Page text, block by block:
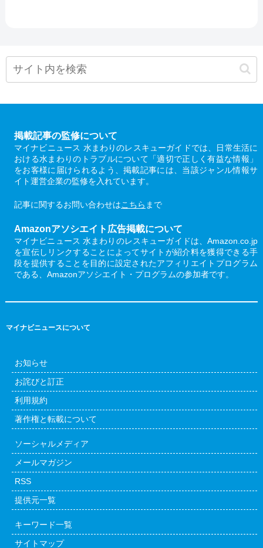
掲載記事の監修について
マイナビニュース 水まわりのレスキューガイドでは、日常生活に
おける水まわりのトラブルについて「適切で正しく有益な情報」
をお客様に届けられるよう、掲載記事には、当該ジャンル情報サ
イト運営企業の監修を入れています。
記事に関するお問い合わせはこちら まで
Amazonアソシエイト広告掲載について
マイナビニュース 水まわりのレスキューガイドは、Amazon.co.jp
を宣伝しリンクすることによってサイトが紹介料を獲得できる手
段を提供することを目的に設定されたアフィリエイトプログラム
である、Amazonアソシエイト・プログラムの参加者です。
マイナビニュースについて
お知らせ
お詫びと訂正
利用規約
著作権と転載について
ソーシャルメディア
メールマガジン
RSS
提供元一覧
キーワード一覧
サイトマップ